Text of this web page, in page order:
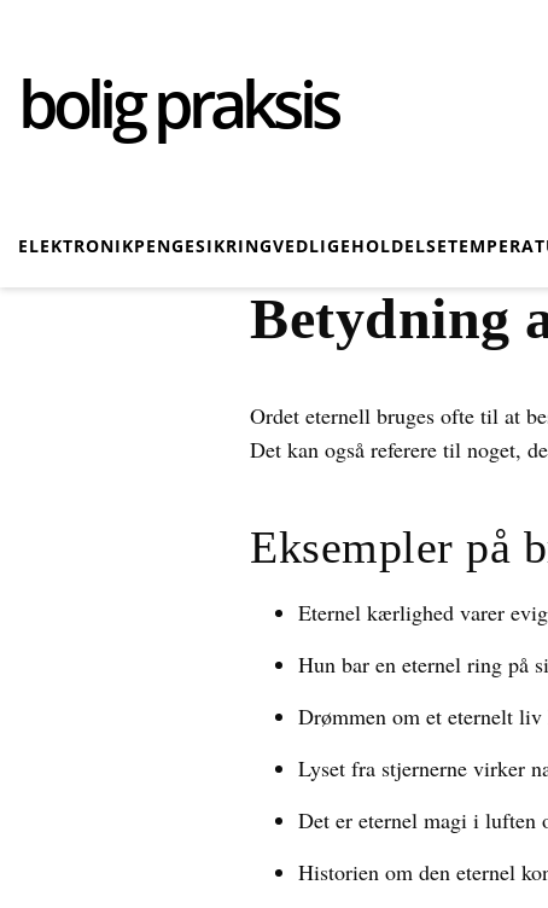
bolig praksis
ELEKTRONIKPENGESIKRINGVEDLIGEHOLDELSE
Betydning
Ordet eternell bruges ofte til at
Det kan også referere til noget,
Eksempler på
Eternel kærlighed varer
Hun bar en eternel ring på
Drømmen om et eternelt
Lyset fra stjernerne virker
Det er eternel magi i luften
Historien om den eternel